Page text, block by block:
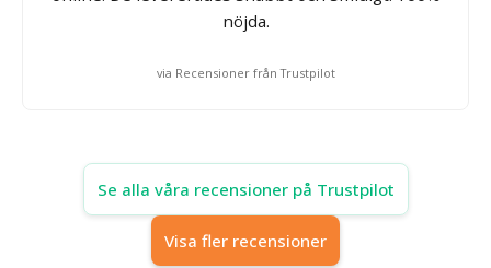
nöjda.
via Recensioner från Trustpilot
Se alla våra recensioner på Trustpilot
Visa fler recensioner